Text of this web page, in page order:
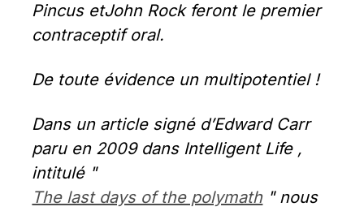
Pincus etJohn Rock feront le premier
contraceptif oral.
De toute évidence un multipotentiel !
Dans un article signé d’Edward Carr
paru en 2009 dans Intelligent Life ,
intitulé "
The last days of the polymath " nous